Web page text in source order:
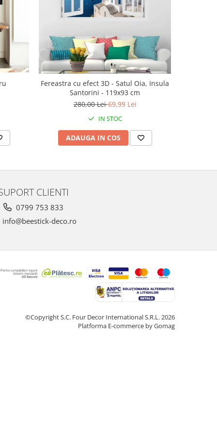
Fereastra cu efect 3D - Satul Oia, Insula
Santorini - 119x93 cm
280,00 Lei69,99 Lei
IN STOC
ADAUGA IN COS
CLIENTI
0799 753 833
info@beestick-deco.ro
©Copyright S.C. Four Decor International S.R.L. 2026
Platforma E-commerce by Gomag